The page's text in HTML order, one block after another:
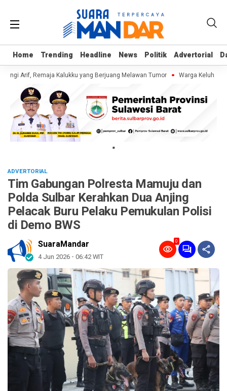
Home Trending Headline News Politik Advertorial
Home Trending Headline News Politik Advertorial
Arif, Remaja Kalukku yang Berjuang Melawan Tumor Warga Keluhkan
"
ADVERTORIAL
Tim Gabungan Polresta Mamuju dan
Polda Sulbar Kerahkan Dua Anjing
Pelacak Buru Pelaku Pemukulan Polisi
di Demo BWS
SuaraMandar
4 Jun 2026 - 06:42 WIT
0